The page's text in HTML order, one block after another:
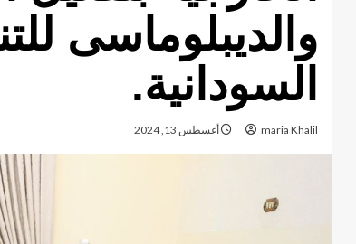
والديبلوماسى
السودانية.
maria Khalil أغسطس 13, 2024